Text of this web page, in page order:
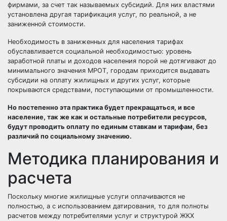
фирмами, за счет так называемых субсидий. Для них властями
установлена другая тарификация услуг, по реальной, а не
заниженной стоимости.
Необходимость в заниженных для населения тарифах
обуславливается социальной необходимостью: уровень
заработной платы и доходов населения порой не дотягивают до
минимального значения МРОТ, городам приходится выдавать
субсидии на оплату жилищных и других услуг, которые
покрываются средствами, поступающими от промышленности.
Но постепенно эта практика будет прекращаться, и все
население, так же как и остальные потребители ресурсов,
будут проводить оплату по единым ставкам и тарифам, без
различий по социальному значению.
Методика планирования и
расчета
Поскольку многие жилищные услуги оплачиваются не
полностью, а с использованием датирования, то для полноты
расчетов между потребителями услуг и структурой ЖКХ